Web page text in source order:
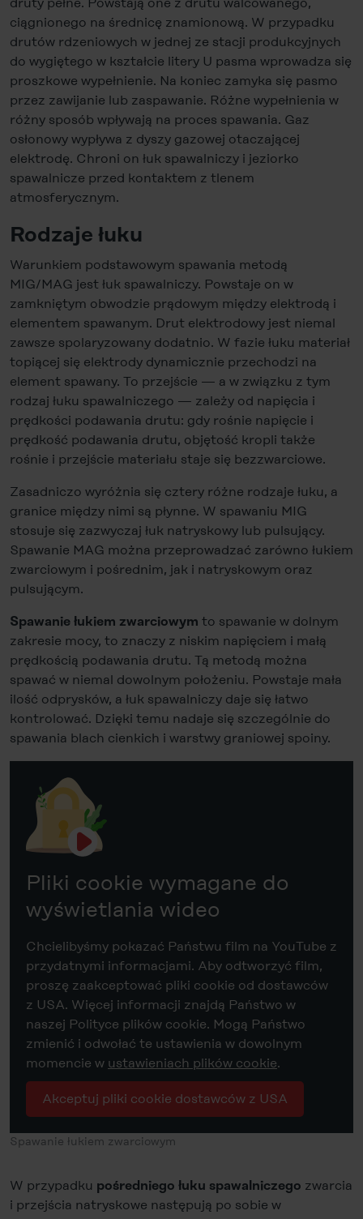
ciągnionego na średnicę znamionową. W przypadku
drutów rdzeniowych w jednej ze stacji produkcyjnych
do wygiętego w kształcie litery U pasma wprowadza się
proszkowe wypełnienie. Na koniec zamyka się pasmo
przez zawijanie lub zaspawanie. Różne wypełnienia w
różny sposób wpływają na proces spawania. Gaz
osłonowy wypływa z dyszy gazowej otaczającej
elektrodę. Chroni on łuk spawalniczy i jeziorko
spawalnicze przed kontaktem z tlenem
atmosferycznym.
Rodzaje łuku
Warunkiem podstawowym spawania metodą
MIG/MAG jest łuk spawalniczy. Powstaje on w
zamkniętym obwodzie prądowym między elektrodą i
elementem spawanym. Drut elektrodowy jest niemal
zawsze spolaryzowany dodatnio. W fazie łuku materiał
topiącej się elektrody dynamicznie przechodzi na
element spawany. To przejście — a w związku z tym
rodzaj łuku spawalniczego — zależy od napięcia i
prędkości podawania drutu: gdy rośnie napięcie i
prędkość podawania drutu, objętość kropli także
rośnie i przejście materiału staje się bezzwarciowe.
Zasadniczo wyróżnia się cztery różne rodzaje łuku, a
granice między nimi są płynne. W spawaniu MIG
stosuje się zazwyczaj łuk natryskowy lub pulsujący.
Spawanie MAG można przeprowadzać zarówno łukiem
zwarciowym i pośrednim, jak i natryskowym oraz
pulsującym.
Spawanie łukiem zwarciowym to spawanie w dolnym
zakresie mocy, to znaczy z niskim napięciem i małą
prędkością podawania drutu. Tą metodą można
spawać w niemal dowolnym położeniu. Powstaje mała
ilość odprysków, a łuk spawalniczy daje się łatwo
kontrolować. Dzięki temu nadaje się szczególnie do
spawania blach cienkich i warstwy graniowej spoiny.
Pliki cookie wymagane do
wyświetlania wideo
Chcielibyśmy pokazać Państwu film na YouTube z
przydatnymi informacjami. Aby odtworzyć film,
proszę zaakceptować pliki cookie od dostawców
z USA. Więcej informacji znajdą Państwo w
naszej Polityce plików cookie. Mogą Państwo
zmienić i odwołać te ustawienia w dowolnym
momencie w ustawieniach plików cookie.
Akceptuj pliki cookie dostawców z USA
Spawanie łukiem zwarciowym
W przypadku pośredniego łuku spawalniczego zwarcia
i przejścia natryskowe następują po sobie w